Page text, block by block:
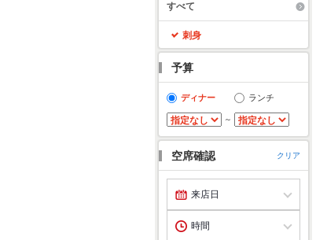
すべて
刺身
予算
ディナー ランチ
～
空席確認 クリア